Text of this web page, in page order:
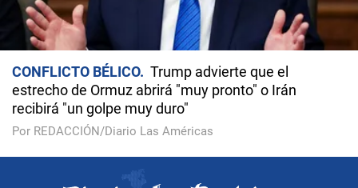
CONFLICTO BÉLICO
Trump advierte que el
estrecho de Ormuz abrirá "muy pronto" o Irán
recibirá "un golpe muy duro"
Por REDACCIÓN/Diario Las Américas